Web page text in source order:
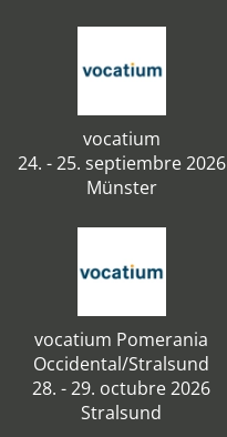
vocatium
24. - 25. septiembre 2026
Münster
vocatium Pomerania
Occidental/Stralsund
28. - 29. octubre 2026
Stralsund